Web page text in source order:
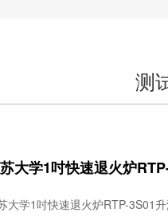
测
大学1吋快速退火炉
大学1吋快速退火炉RTP-3S01